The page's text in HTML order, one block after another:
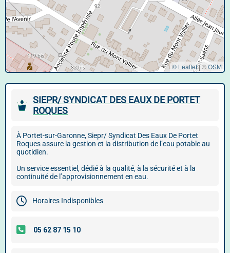
© Leaflet|©OSM
SIEPR/ SYNDICAT DES EAUX DE PORTET
ROQUES
À Portet-sur-Garonne, Siepr/ Syndicat Des Eaux De Portet
Roques assure la gestion et la distribution de l’eau potable au
quotidien.
Un service essentiel, dédié à la qualité, à la sécurité et à la
continuité de l’approvisionnement en eau.
Horaires Indisponibles